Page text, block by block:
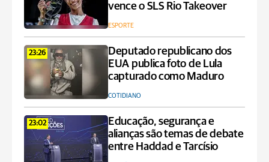
vence o SLS Rio Takeover
ESPORTE
23:26
Deputado republicano dos
EUA publica foto de Lula
capturado como Maduro
COTIDIANO
23:02
Educação, segurança e
alianças são temas de debate
entre Haddad e Tarcísio